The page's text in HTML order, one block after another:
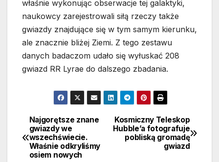
właśnie wykonując obserwacje tej galaktyki,
naukowcy zarejestrowali siłą rzeczy także
gwiazdy znajdujące się w tym samym kierunku,
ale znacznie bliżej Ziemi. Z tego zestawu
danych badaczom udało się wyłuskać 208
gwiazd RR Lyrae do dalszego zbadania.
Nawigacja
wpisu
Kosmiczny Teleskop
Hubble’a fotografuje
pobliską gromadę
gwiazd
Najgorętsze znane
gwiazdy we
wszechświecie.
Właśnie odkryliśmy
osiem nowych